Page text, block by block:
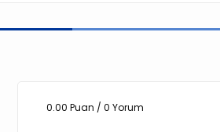
0.00 Puan / 0 Yorum